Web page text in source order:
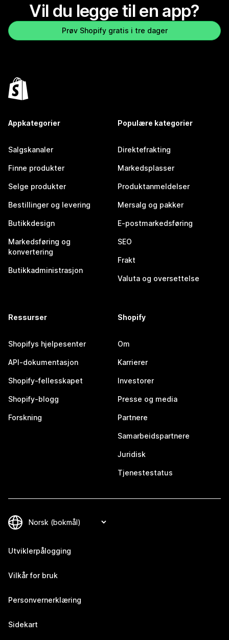
Vil du legge til en app?
Prøv Shopify gratis i tre dager
Appkategorier
Salgskanaler
Finne produkter
Selge produkter
Bestillinger og levering
Butikkdesign
Markedsføring og
konvertering
Butikkadministrasjon
Populære kategorier
Direktefrakting
Markedsplasser
Produktanmeldelser
Mersalg og pakker
E-postmarkedsføring
SEO
Frakt
Valuta og oversettelse
Ressurser
Shopifys hjelpesenter
API-dokumentasjon
Shopify-fellesskapet
Shopify-blogg
Forskning
Shopify
Om
Karrierer
Investorer
Presse og media
Partnere
Samarbeidspartnere
Juridisk
Tjenestestatus
Utviklerpålogging
Vilkår for bruk
Personvernerklæring
Sidekart